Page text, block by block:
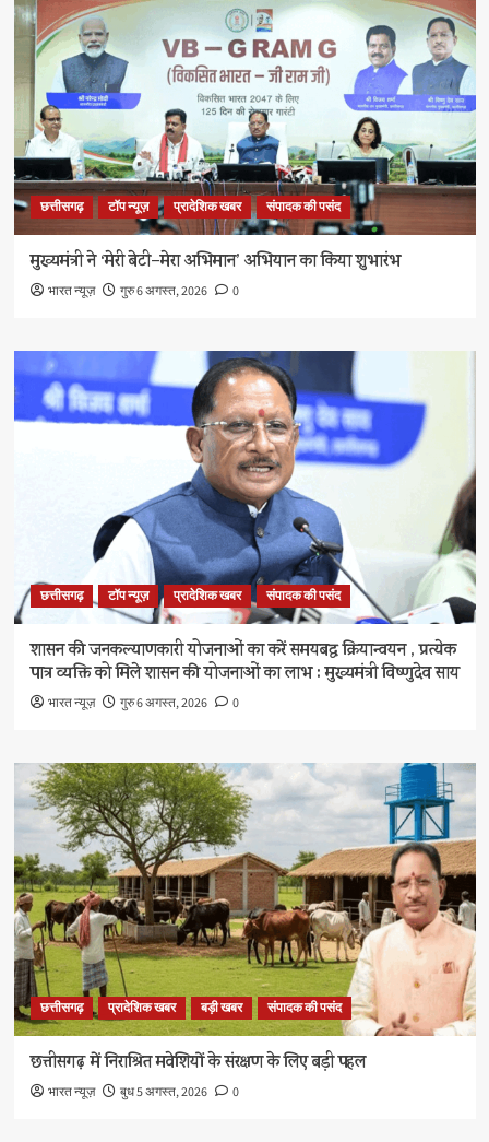
छत्तीसगढ़ टॉप न्यूज़ प्रादेशिक खबर संपादक की पसंद
मुख्यमंत्री ने ‘मेरी बेटी–मेरा अभिमान’ अभियान का किया शुभारंभ
भारत न्यूज़ गुरु 6 अगस्त, 2026 0
छत्तीसगढ़ टॉप न्यूज़ प्रादेशिक खबर संपादक की पसंद
शासन की जनकल्याणकारी योजनाओं का करें समयबद्ध क्रियान्वयन , प्रत्येक
पात्र व्यक्ति को मिले शासन की योजनाओं का लाभ : मुख्यमंत्री विष्णुदेव साय
भारत न्यूज़ गुरु 6 अगस्त, 2026 0
छत्तीसगढ़ प्रादेशिक खबर बड़ी खबर संपादक की पसंद
छत्तीसगढ़ में निराश्रित मवेशियों के संरक्षण के लिए बड़ी पहल
भारत न्यूज़ बुध 5 अगस्त, 2026 0